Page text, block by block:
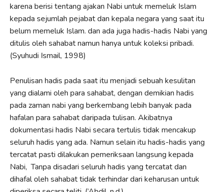
karena berisi tentang ajakan Nabi untuk memeluk Islam
kepada sejumlah pejabat dan kepala negara yang saat itu
belum memeluk Islam. dan ada juga hadis-hadis Nabi yang
ditulis oleh sahabat namun hanya untuk koleksi pribadi.
(Syuhudi Ismail, 1998)
Penulisan hadis pada saat itu menjadi sebuah kesulitan
yang dialami oleh para sahabat, dengan demikian hadis
pada zaman nabi yang berkembang lebih banyak pada
hafalan para sahabat daripada tulisan. Akibatnya
dokumentasi hadis Nabi secara tertulis tidak mencakup
seluruh hadis yang ada. Namun selain itu hadis-hadis yang
tercatat pasti dilakukan pemeriksaan langsung kepada
Nabi, Tanpa disadari seluruh hadis yang tercatat dan
dihafal oleh sahabat tidak terhindar dari keharusan untuk